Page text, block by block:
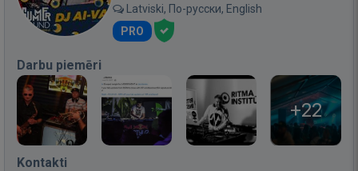
Latviski, По-русски, English
PRO
Darbu piemēri
+22
Kontakti